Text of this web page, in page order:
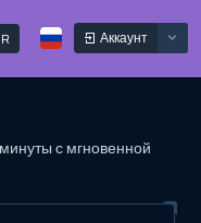
Аккаунт
с мгновенной